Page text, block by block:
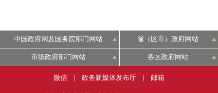
中国政府网及国务院部门网站 省（区市）政府网站
市级政府部门网站 各区政府网站
微信 政务新媒体发布厅 邮箱